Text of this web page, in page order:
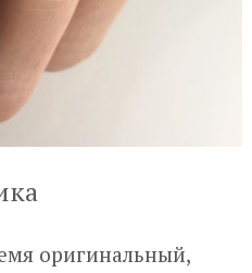
оригинальный,